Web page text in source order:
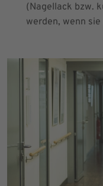
(Nagellack bzw.
werden, wenn